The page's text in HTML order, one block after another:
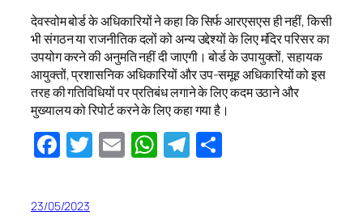
देवस्वोम बोर्ड के अधिकारियों ने कहा कि सिर्फ आरएसएस ही नहीं, किसी
भी संगठन या राजनीतिक दलों को अन्य उद्देश्यों के लिए मंदिर परिसर का
उपयोग करने की अनुमति नहीं दी जाएगी। बोर्ड के उपायुक्तों, सहायक
आयुक्तों, प्रशासनिक अधिकारियों और उप-समूह अधिकारियों को इस
तरह की गतिविधियों पर प्रतिबंध लगाने के लिए कदम उठाने और
मुख्यालय को रिपोर्ट करने के लिए कहा गया है।
Facebook
Twitter
EmailWhatsApp
Telegram
23/05/2023